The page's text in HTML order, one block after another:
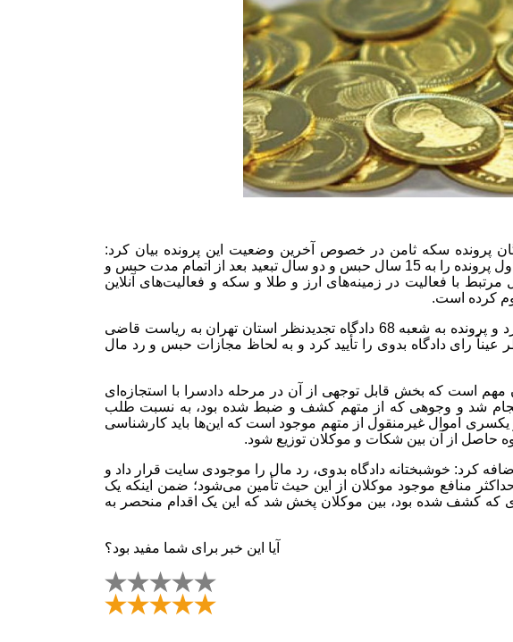
پرونده سکه ثامن در خصوص آخرین وضعیت این پرونده بیان کرد:
دادگاه بدوی، فرهاد زاهدی‌فر، متهم ردیف اول پرونده را به 15 سال حبس و دو سال تبعید بعد از اتمام مدت حبس و
با فعالیت در زمینه‌های ارز و طلا و سکه و فعالیت‌های آنلاین
کرده است.
وی ادامه داد: متهم به این حکم اعتراض کرد و پرونده به شعبه 68 دادگاه تجدیدنظر استان تهران به ریاست قاضی
عیناً رای دادگاه بدوی را تأیید کرد و به لحاظ مجازات حبس و رد مال
مهم است که بخش قابل توجهی از آن در مرحله دادسرا با استجازه‌ای
انجام شد و وجوهی که از متهم کشف و ضبط شده بود، به نسبت طلب
اموال غیرمنقول از متهم موجود است که این‌ها باید کارشناسی
از آن بین شکات و موکلان توزیع شود.
کرد: خوشبختانه دادگاه بدوی، رد مال را موجودی سایت قرار داد و
منافع موجود موکلان از این حیث تأمین می‌شود؛ ضمن اینکه یک
کشف شده بود، بین موکلان پخش شد که این یک اقدام منحصر به
آیا این خبر برای شما مفید بود؟